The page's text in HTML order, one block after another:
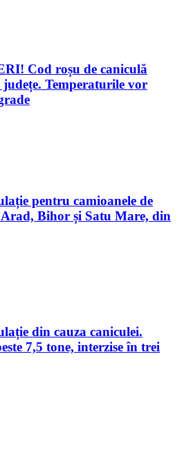
Cod roșu de caniculă
județe. Temperaturile vor
pentru camioanele de
Arad, Bihor și Satu Mare, din
din cauza caniculei.
7,5 tone, interzise în trei